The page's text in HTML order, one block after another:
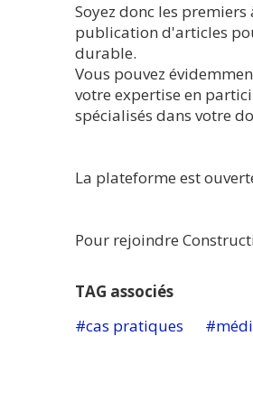
Soyez donc les
publication d'articles
durable.
Vous pouvez
votre expertise en
spécialisés dans votre
La plateforme est
Pour rejoindre
TAG associés
cas pratiques